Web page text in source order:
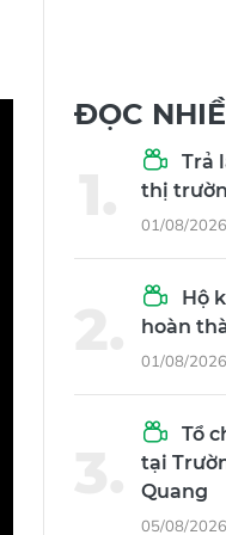
ĐỌC
Trả
thị
01/08/
Hộ
hoàn
01/08/
Tổ
tại
Quang